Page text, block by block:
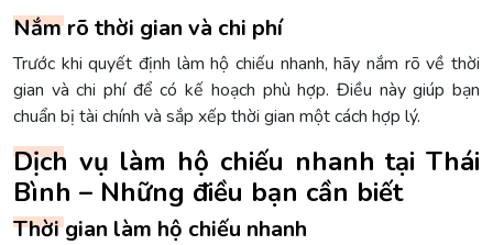
Nắm rõ thời gian và chi phí
Trước khi quyết định làm hộ chiếu nhanh, hãy nắm rõ về thời
gian và chi phí để có kế hoạch phù hợp. Điều này giúp bạn
chuẩn bị tài chính và sắp xếp thời gian một cách hợp lý.
Dịch vụ làm hộ chiếu nhanh tại Thái
Bình – Những điều bạn cần biết
Thời gian làm hộ chiếu nhanh